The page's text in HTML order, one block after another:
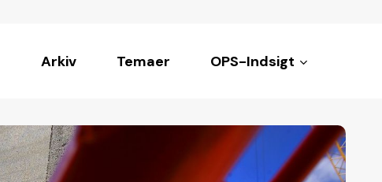
Arkiv Temaer OPS-Indsigt